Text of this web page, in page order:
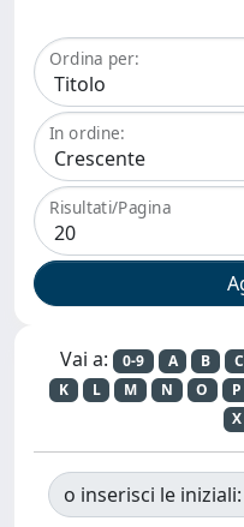
Ordina per:
In ordine:
Risultati/Pagina
Vai a: 0-9 A B C
K
L M N O P
X
o inserisci le iniziali: